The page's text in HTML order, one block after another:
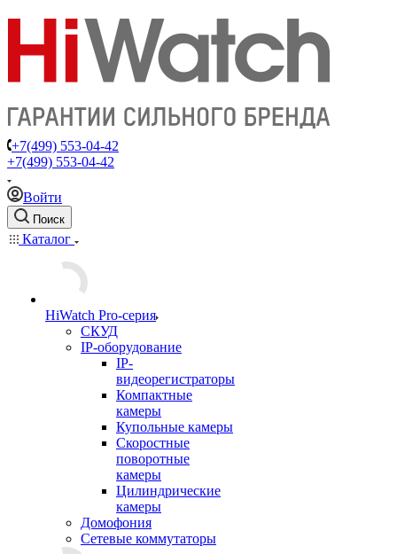
+7(499) 553-04-42
+7(499) 553-04-42
Войти
Поиск
Каталог
HiWatch Pro-серия
CКУД
IP-оборудование
IP-
видеорегистраторы
Компактные
камеры
Купольные камеры
Скоростные
поворотные
камеры
Цилиндрические
камеры
Домофония
Сетевые коммутаторы